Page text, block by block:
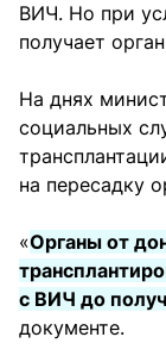
ВИЧ. Но при
получает
На днях
социальных
на пересадку
«Органы от
с ВИЧ до
документе.